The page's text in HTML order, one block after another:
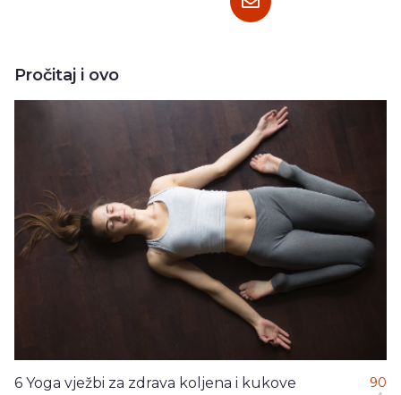
Pročitaj i ovo
6 Yoga vježbi za zdrava koljena i kukove 90